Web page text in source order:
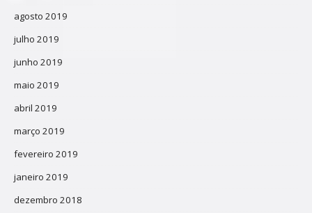
agosto 2019
julho 2019
junho 2019
maio 2019
abril 2019
março 2019
fevereiro 2019
janeiro 2019
dezembro 2018